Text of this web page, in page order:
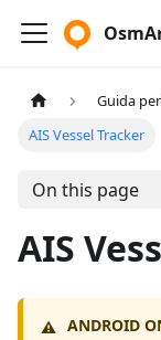
Guida
AIS Vessel Tracker
On this page
AIS
⚠️ ANDROID